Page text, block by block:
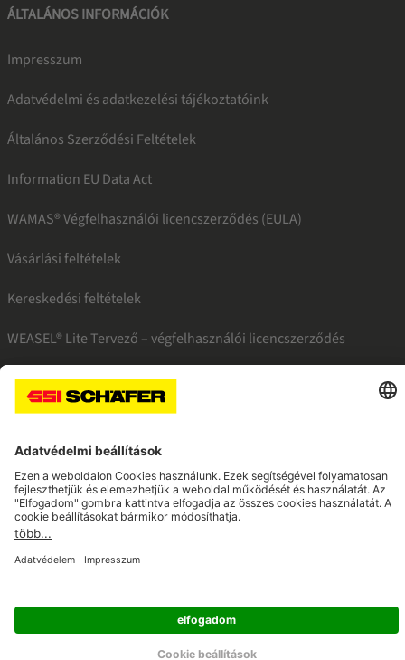
ÁLTALÁNOS INFORMÁCIÓK
Impresszum
Adatvédelmi és adatkezelési tájékoztatóink
Általános Szerződési Feltételek
Information EU Data Act
WAMAS® Végfelhasználói licencszerződés (EULA)
Vásárlási feltételek
Kereskedési feltételek
WEASEL® Lite Tervező – végfelhasználói licencszerződés
SSI facebookSSI youtubeSSI linkedin
© 2026